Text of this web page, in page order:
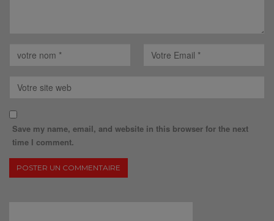
Save my name, email, and website in this browser for the next
time I comment.